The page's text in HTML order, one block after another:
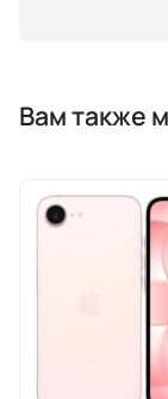
Вам также